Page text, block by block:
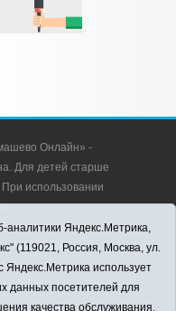
Онлайн» -
Для детей старше
использовании
Тюменская
Аромашево, ул.
аналитики Яндекс.Метрика,
(119021, Россия, Москва, ул.
использует
данных посетителей для
качества обслуживания.